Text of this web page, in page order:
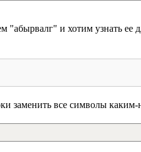
"абырвалг" и хотим узнать ее
заменить все символы